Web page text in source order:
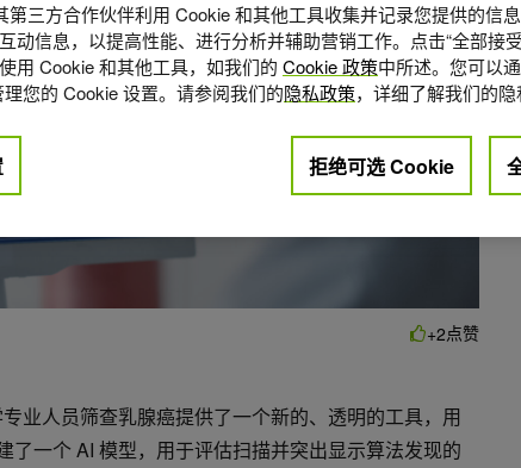
+2点赞
业人员筛查乳腺癌提供了一个新的、透明的工具，用
了一个 AI 模型，用于评估扫描并突出显示算法发现的
第三方合作伙伴利用 Cookie 和其他工具收集并记录您提供的信
动信息，以提高性能、进行分析并辅助营销工作。点击“全部接
用 Cookie 和其他工具，如我们的 Cookie 政策中所述。您可以
理您的 Cookie 设置。请参阅我们的隐私政策，详细了解我们的隐
拒绝可选 Cookie